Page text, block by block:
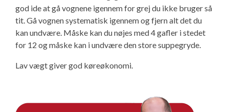
Isabella Opstillingsvejledninger
GPDR - Optagelse af foto og video
god ide at gå vognene igennem for grej du ikke bruger så
tit. Gå vognen systematisk igennem og fjern alt det du
kan undvære. Måske kan du nøjes med 4 gafler i stedet
for 12 og måske kan i undvære den store suppegryde.
Lav vægt giver god køreøkonomi.